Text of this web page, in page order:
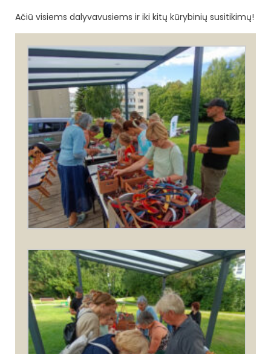
Ačiū visiems dalyvavusiems ir iki kitų kūrybinių susitikimų!